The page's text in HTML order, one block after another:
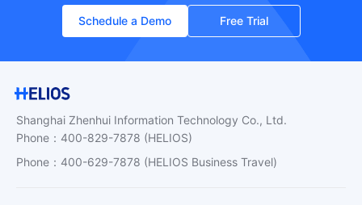
Schedule a Demo Free Trial
Shanghai Zhenhui Information Technology Co., Ltd.
Phone ： 400-829-7878 (HELIOS)
Phone ： 400-629-7878 (HELIOS Business Travel)